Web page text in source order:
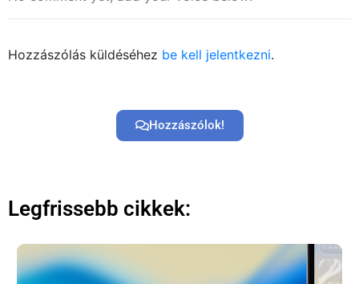
Hozzászólás küldéséhez be kell jelentkezni.
Hozzászólok!
Legfrissebb cikkek: